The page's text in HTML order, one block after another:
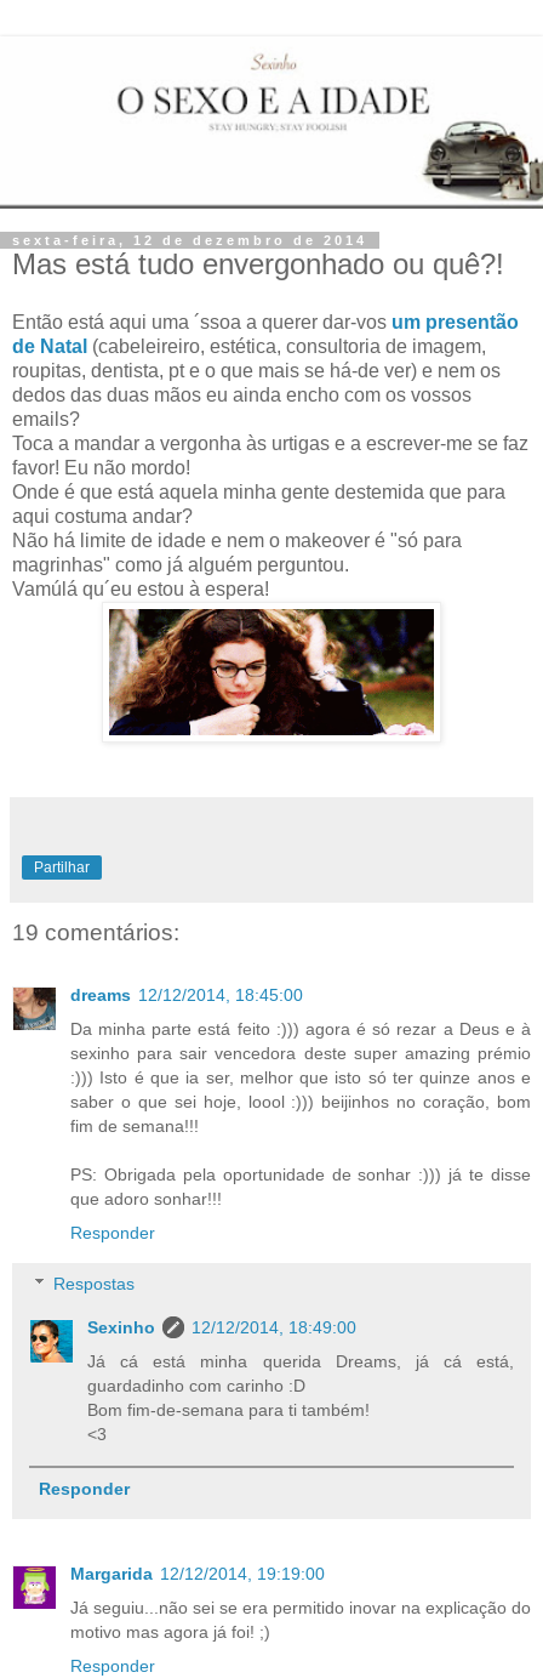
sexta-feira, 12 de dezembro de 2014
Mas está tudo envergonhado ou quê?!
Então está aqui uma ´ssoa a querer dar-vos um presentão
de Natal (cabeleireiro, estética, consultoria de imagem,
roupitas, dentista, pt e o que mais se há-de ver) e nem os
dedos das duas mãos eu ainda encho com os vossos
emails?
Toca a mandar a vergonha às urtigas e a escrever-me se faz
favor! Eu não mordo!
Onde é que está aquela minha gente destemida que para
aqui costuma andar?
Não há limite de idade e nem o makeover é "só para
magrinhas" como já alguém perguntou.
Vamúlá qu´eu estou à espera!
Partilhar
19 comentários:
dreams 12/12/2014, 18:45:00
Da minha parte está feito :))) agora é só rezar a Deus e à
sexinho para sair vencedora deste super amazing prémio
:))) Isto é que ia ser, melhor que isto só ter quinze anos e
saber o que sei hoje, loool :))) beijinhos no coração, bom
fim de semana!!!
PS: Obrigada pela oportunidade de sonhar :))) já te disse
que adoro sonhar!!!
Responder
Respostas
Sexinho
12/12/2014, 18:49:00
Já cá está minha querida Dreams, já cá está,
guardadinho com carinho :D
Bom fim-de-semana para ti também!
<3
Responder
Margarida 12/12/2014, 19:19:00
Já seguiu...não sei se era permitido inovar na explicação do
motivo mas agora já foi! ;)
Responder